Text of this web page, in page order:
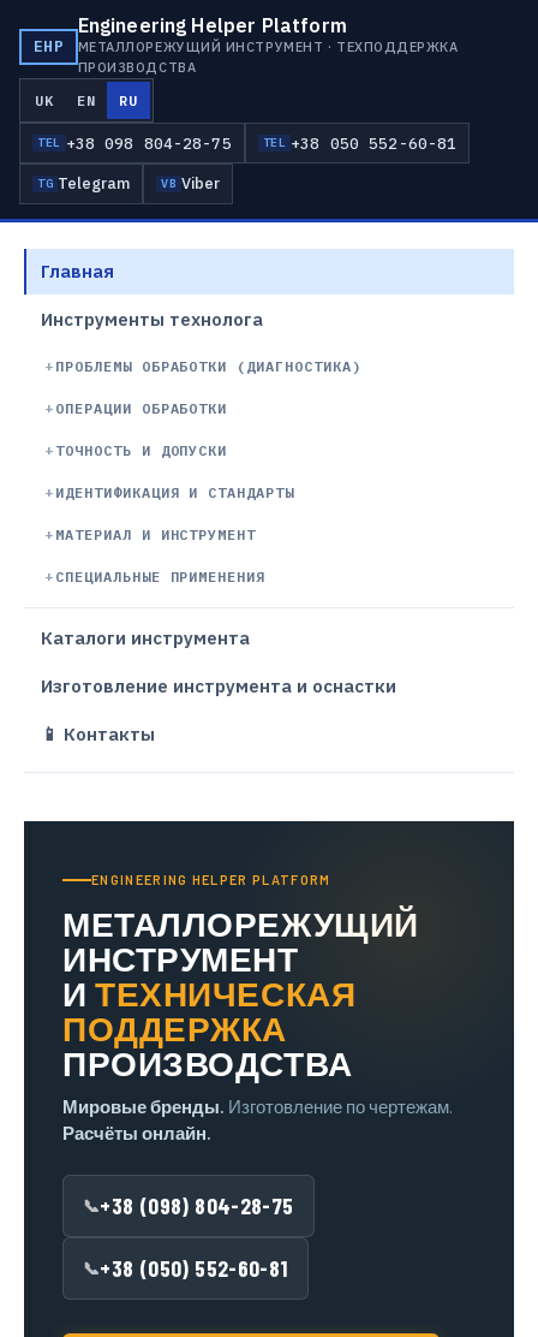
EHP
Engineering Helper Platform
МЕТАЛЛОРЕЖУЩИЙ ИНСТРУМЕНТ · ТЕХПОДДЕРЖКА
ПРОИЗВОДСТВА
UK EN RU
TEL +38 098 804-28-75 TEL +38 050 552-60-81
TG Telegram VB Viber
Главная
Инструменты технолога
ПРОБЛЕМЫ ОБРАБОТКИ (ДИАГНОСТИКА)
ОПЕРАЦИИ ОБРАБОТКИ
ТОЧНОСТЬ И ДОПУСКИ
ИДЕНТИФИКАЦИЯ И СТАНДАРТЫ
МАТЕРИАЛ И ИНСТРУМЕНТ
СПЕЦИАЛЬНЫЕ ПРИМЕНЕНИЯ
Каталоги инструмента
Изготовление инструмента и оснастки
📱 Контакты
ENGINEERING HELPER PLATFORM
МЕТАЛЛОРЕЖУЩИЙ
ИНСТРУМЕНТ
ИТЕХНИЧЕСКАЯ
ПОДДЕРЖКА
ПРОИЗВОДСТВА
Мировые бренды. Изготовление по чертежам.
Расчёты онлайн.
📞+38 (098) 804-28-75
📞+38 (050) 552-60-81